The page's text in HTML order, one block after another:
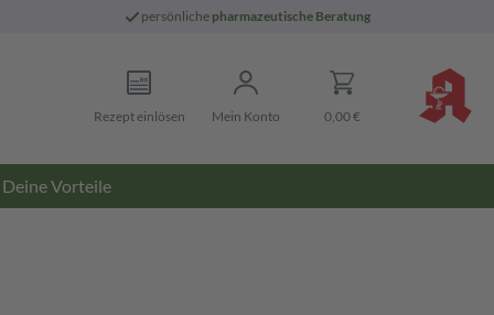
persönliche pharmazeutische Beratung
Rezept einlösen Mein Konto 0,00 €
Deine Vorteile